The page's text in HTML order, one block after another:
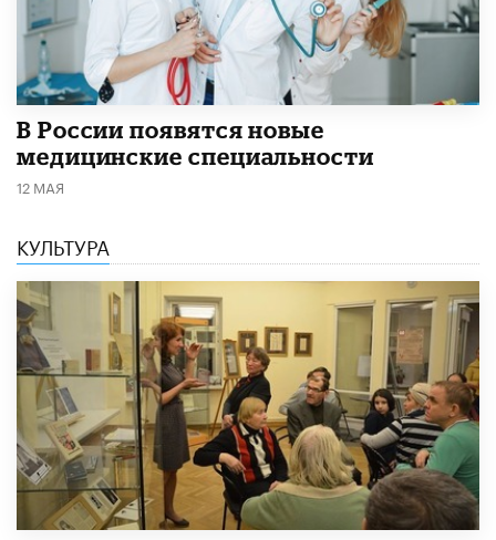
В России появятся новые
медицинские специальности
12 МАЯ
КУЛЬТУРА